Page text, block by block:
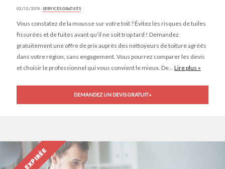
02/12/2019 ·SERVICES GRATUITS
Vous constatez de la mousse sur votre toit ? Évitez les risques de tuiles
fissurées et de fuites avant qu’il ne soit trop tard ! Demandez
gratuitement une offre de prix auprès des nettoyeurs de toiture agréés
dans votre région, sans engagement. Vous pourrez comparer les devis
et choisir le professionnel qui vous convient le mieux. De... Lire plus »
DEMANDEZ UN DEVIS GRATUIT »